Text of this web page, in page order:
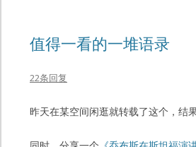
值得一看的一堆语录
22条回复
昨天在某空间闲逛就转载了这个，结